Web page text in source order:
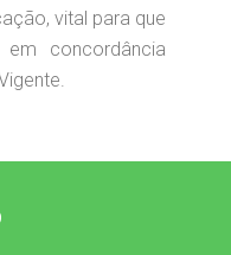
vital para que
concordância